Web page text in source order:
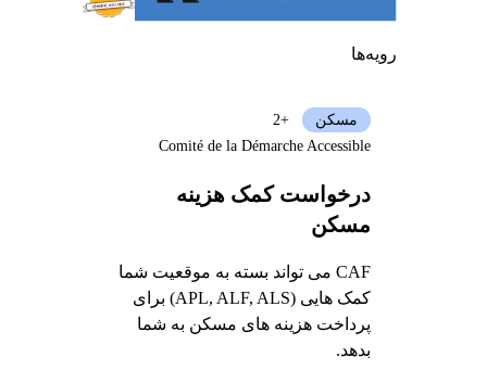
رویه‌ها
درخواست کمک هزینه
مسکن
CAF می تواند بسته به موقعیت شما
کمک هایی (APL, ALF, ALS) برای
پرداخت هزینه های مسکن به شما
بدهد.
مسکن
+2
Comité de la Démarche Accessible